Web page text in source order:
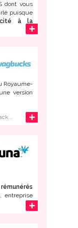
dont vous
puisque
cité à la
du
Royaume-
version
entreprise
fondé à